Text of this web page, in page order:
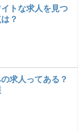
トな求人を見つ
？
求人ってある？